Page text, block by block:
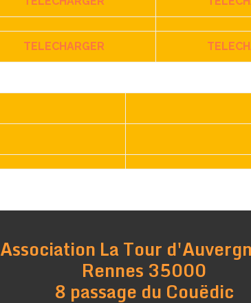
TELECHARGER
Association La Tour
Rennes 35000
8 passage du Couëdic